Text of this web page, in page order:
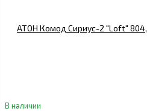
В наличии